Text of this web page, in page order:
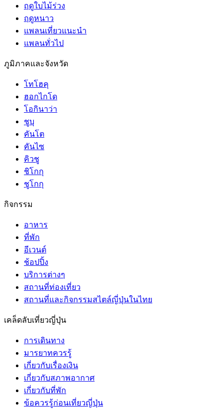
ฤดูใบไม้ร่วง
ฤดูหนาว
แพลนเที่ยวแนะนำ
แพลนทั่วไป
ภูมิภาคและจังหวัด
โทโฮคุ
ฮอกไกโด
โอกินาว่า
ชูบุ
คันโต
คันไซ
คิวชู
ชิโกกุ
ชูโกกุ
กิจกรรม
อาหาร
ที่พัก
อีเวนต์
ช้อปปิ้ง
บริการต่างๆ
สถานที่ท่องเที่ยว
สถานที่และกิจกรรมสไตล์ญี่ปุ่นในไทย
เคล็ดลับเที่ยวญี่ปุ่น
การเดินทาง
มารยาทควรรู้
เกี่ยวกับเรื่องเงิน
เกี่ยวกับสภาพอากาศ
เกี่ยวกับที่พัก
ข้อควรรู้ก่อนเที่ยวญี่ปุ่น